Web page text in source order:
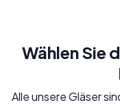
Wählen Sie
Alle unsere Gläser